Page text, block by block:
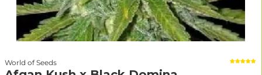
World of Seeds